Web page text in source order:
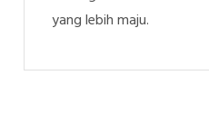
yang lebih maju.